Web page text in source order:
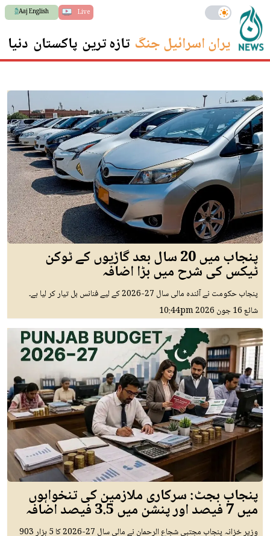
Live
Aaj English
ایران اسرائیل جنگ تازہ ترین پاکستان دنیا
پنجاب میں 20 سال بعد گاڑیوں کے ٹوکن
ٹیکس کی شرح میں بڑا اضافہ
پنجاب حکومت نے آئندہ مالی سال 27-2026 کے لیے فنانس بل تیار کر لیا ہے۔
شائع16 جون 2026 10:44pm
پنجاب بجٹ: سرکاری ملازمین کی تنخواہوں
میں 7 فیصد اور پنشن میں 3.5 فیصد اضافہ
وزیر خزانہ پنجاب مجتبی شجاع الرحمان نے مالی سال 27-2026 کا 5 ہزار 903